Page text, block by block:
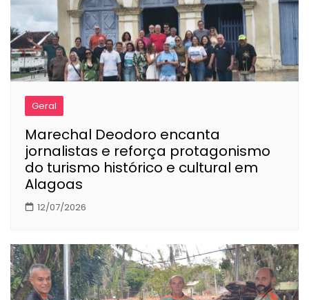
Geral
Marechal Deodoro encanta
jornalistas e reforça protagonismo
do turismo histórico e cultural em
Alagoas
12/07/2026